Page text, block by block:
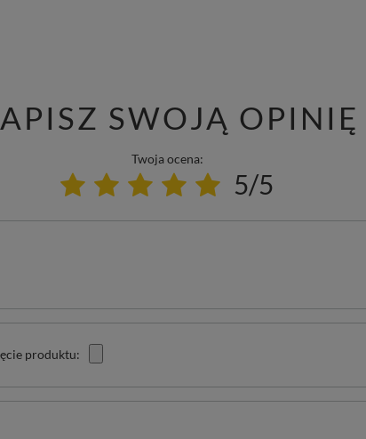
SWOJĄ OPINIĘ
Twoja ocena:
5/5
produktu: